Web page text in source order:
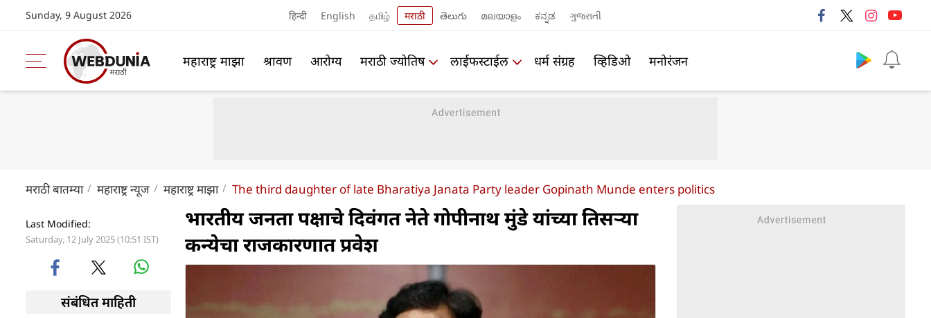
Sunday, 9 August 2026 हिन्दी English தமிழ் मराठी తెలుగు മലയാളം ಕನ್ನಡ ગુજરાતી
महाराष्ट्र माझा श्रावण आरोग्य मराठी ज्योतिष लाईफस्टाईल धर्म संग्रह व्हिडिओ मनोरंजन
मराठी बातम्या महाराष्ट्र न्यूज महाराष्ट्र माझा The third daughter of late Bharatiya Janata Party leader Gopinath Munde enters politics
Last Modified:
Saturday, 12 July 2025 (10:51 IST)
संबंधित माहिती
भारतीय जनता पक्षाचे दिवंगत नेते गोपीनाथ मुंडे यांच्या तिसऱ्या
कन्येचा राजकारणात प्रवेश